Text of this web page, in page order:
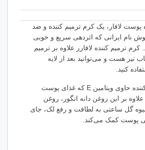
پوست لافار، یک کرم ترمیم کننده و ضد
نام ایرانی که اثردهی سریع و خوبی
ترمیم کننده لافارر علاوه بر ترمیم
نیز هست و می‌توانید بعد از لایه
کنید.
این کرم ترمیم کننده حاوی ویتامین E که غذای پوست
بر این روغن دانه انگور، روغن
گل ساعتی به لطافت و رفع لک، جای
پوست کمک می‌کند.